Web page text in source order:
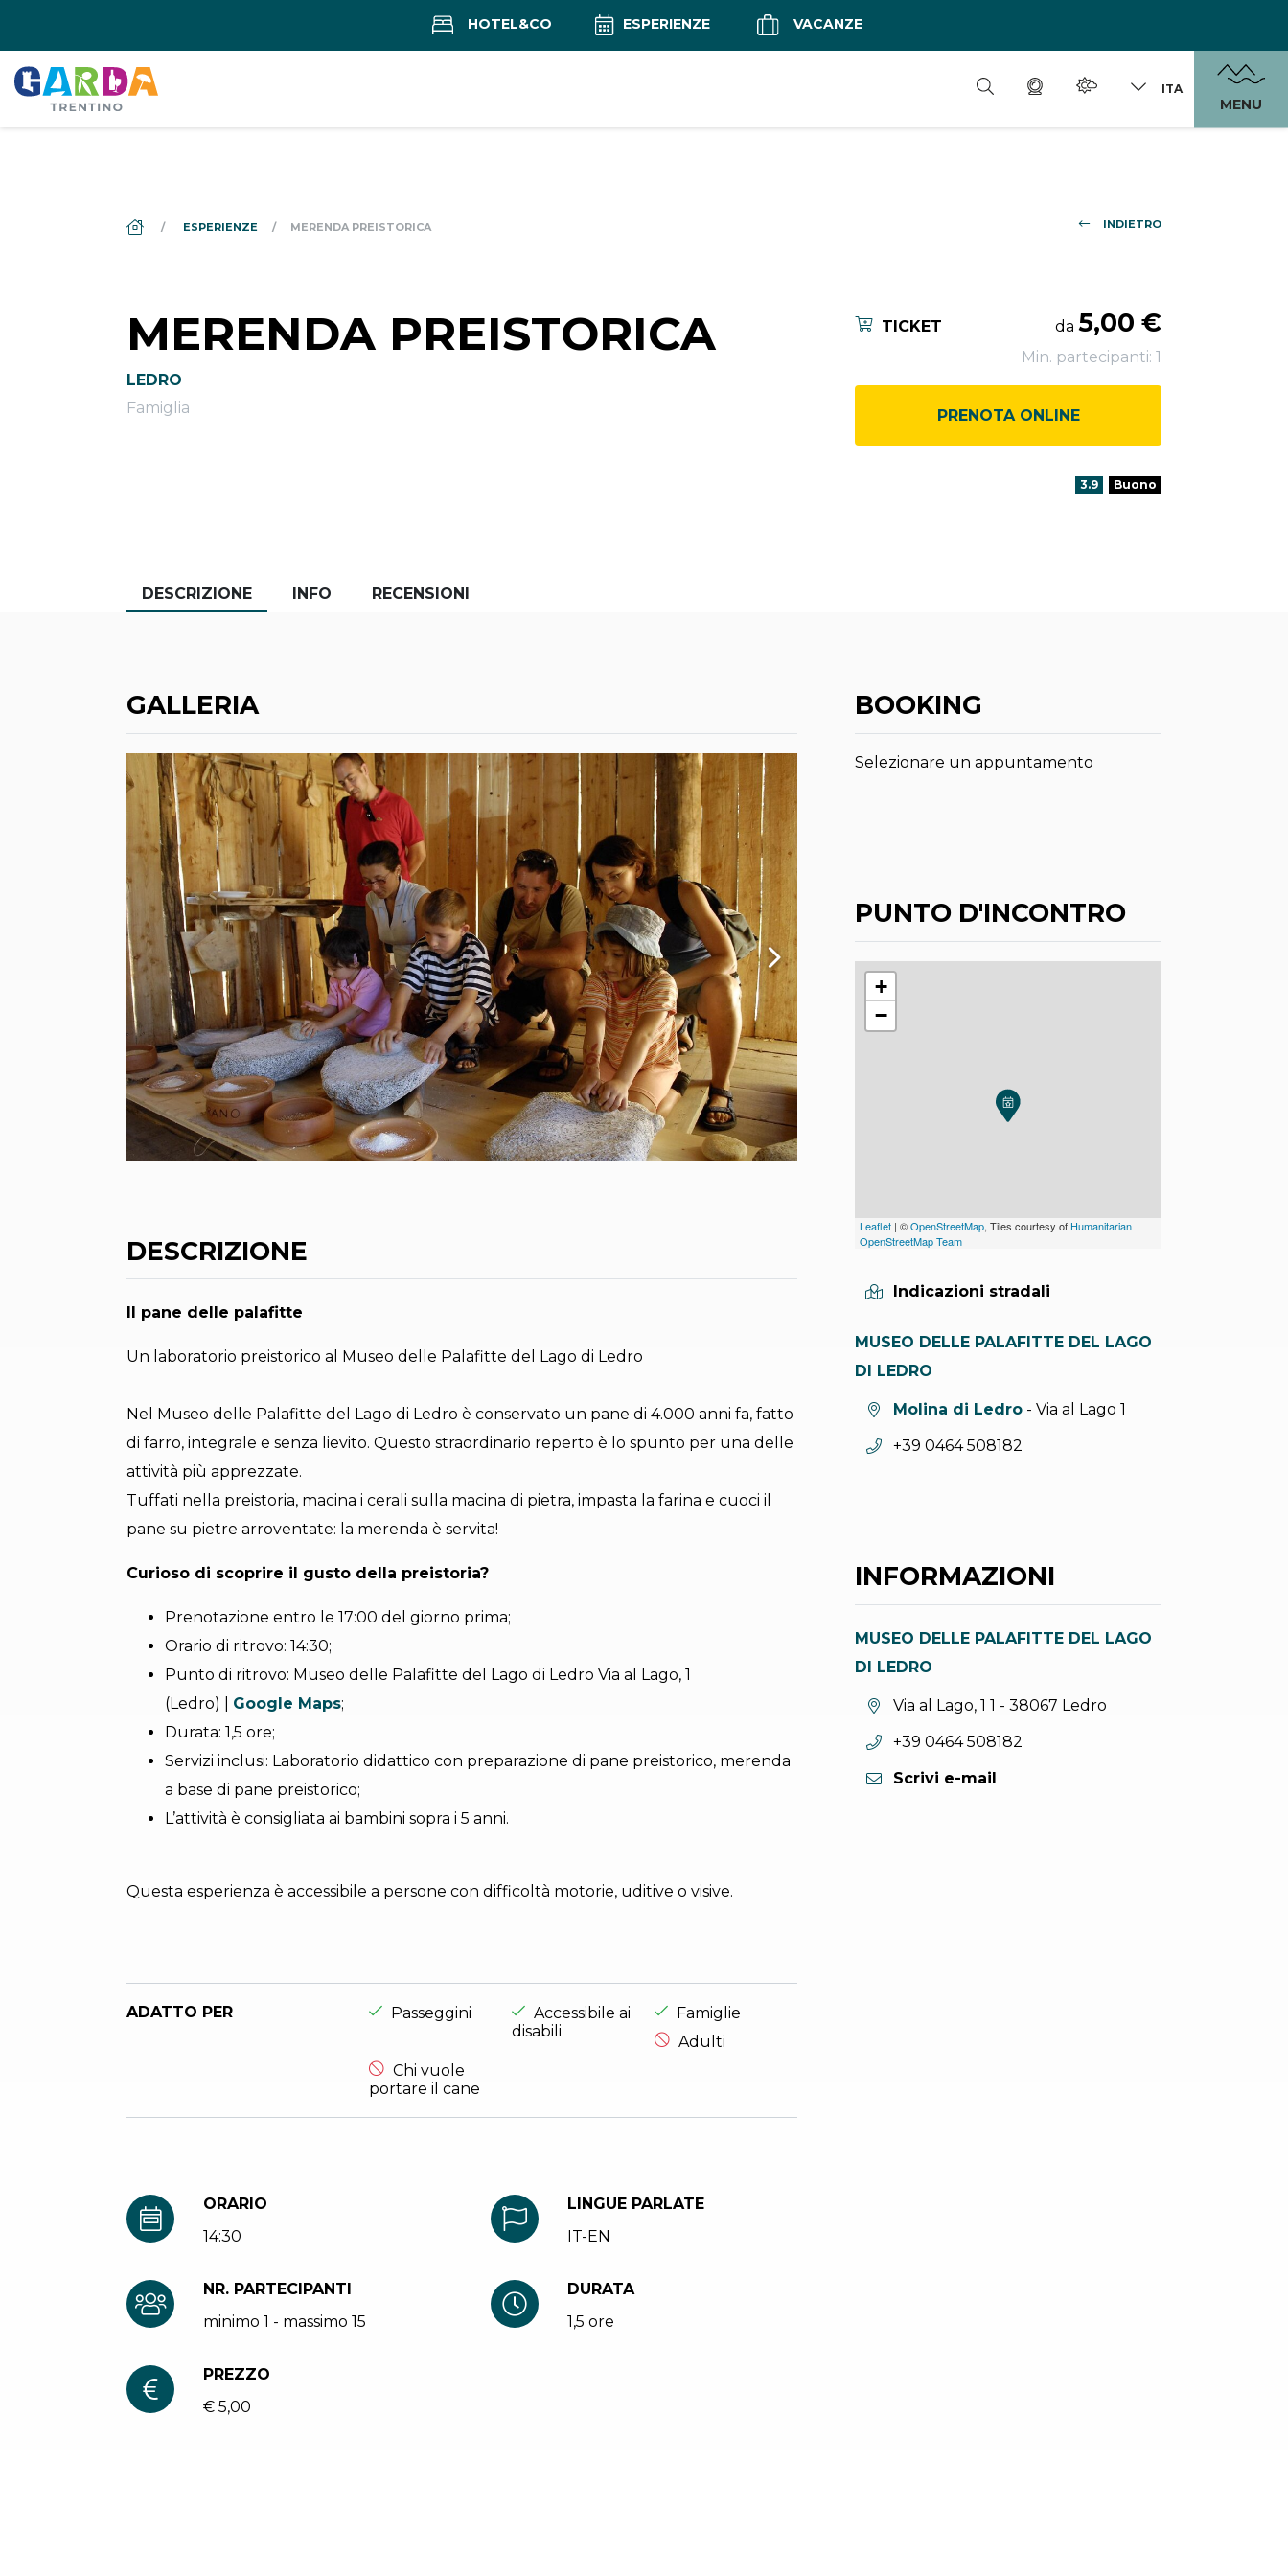
HOTEL&CO ESPERIENZE VACANZE
ITA
MENU
INDIETRO
DS_BREADCRUMB.HOME
ESPERIENZE MERENDA PREISTORICA
MERENDA PREISTORICA
LEDRO
Famiglia
TICKET da 5,00 €
Min. partecipanti: 1
PRENOTA ONLINE
Valutazione:
3.9 Buono
DESCRIZIONE INFO RECENSIONI
GALLERIA
DESCRIZIONE
Il pane delle palafitte
Un laboratorio preistorico al Museo delle Palafitte del Lago di Ledro
Nel Museo delle Palafitte del Lago di Ledro è conservato un pane di 4.000 anni fa, fatto
di farro, integrale e senza lievito. Questo straordinario reperto è lo spunto per una delle
attività più apprezzate.
Tuffati nella preistoria, macina i cerali sulla macina di pietra, impasta la farina e cuoci il
pane su pietre arroventate: la merenda è servita!
Curioso di scoprire il gusto della preistoria?
Prenotazione entro le 17:00 del giorno prima;
Orario di ritrovo: 14:30;
Punto di ritrovo: Museo delle Palafitte del Lago di Ledro Via al Lago, 1
(Ledro) | Google Maps;
Durata: 1,5 ore;
Servizi inclusi: Laboratorio didattico con preparazione di pane preistorico, merenda
a base di pane preistorico;
L’attività è consigliata ai bambini sopra i 5 anni.
Questa esperienza è accessibile a persone con difficoltà motorie, uditive o visive.
ADATTO PER Esperienza adatta per
Passeggini Esperienza adatta per
Accessibile ai
disabili
Esperienza adatta per
Famiglie
Esperienza non adatta per
Adulti
Esperienza non adatta per
Chi vuole
portare il cane
ORARIO
14:30
LINGUE PARLATE
IT-EN
NR. PARTECIPANTI
minimo 1 - massimo 15
DURATA
1,5 ore
PREZZO
€ 5,00
BOOKING
Selezionare un appuntamento
PUNTO D'INCONTRO
+
−
Leaflet | ©OpenStreetMap, Tiles courtesy of Humanitarian
OpenStreetMap Team
Indicazioni stradali
MUSEO DELLE PALAFITTE DEL LAGO
DI LEDRO
Località:Molina di Ledro - Via al Lago 1
Telefono:
+39 0464 508182
INFORMAZIONI
MUSEO DELLE PALAFITTE DEL LAGO
DI LEDRO
Località:Via al Lago, 1 1 - 38067 Ledro
Telefono:
+39 0464 508182
Scrivi e-mail